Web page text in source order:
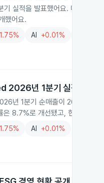
기 실적을 발표했어요. 매출은
했어요.
AI +0.01%
년 1분기 실적과 자
1분기 순매출이 265억
은 8.7%로 개선됐고, 현금 및
AI +0.01%